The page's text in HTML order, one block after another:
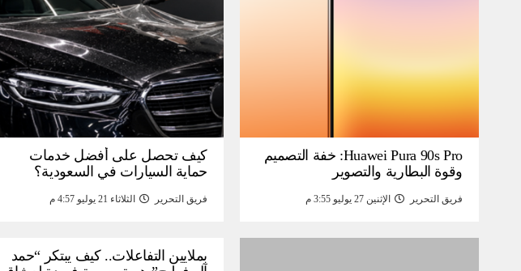
Huawei Pura 90s Pro: خفة التصميم
وقوة البطارية والتصوير
فريق التحرير الإثنين 27 يوليو 3:55 م
كيف تحصل على أفضل خدمات
حماية السيارات في السعودية؟
فريق التحرير الثلاثاء 21 يوليو 4:57 م
بملايين التفاعلات.. كيف يبتكر “حمد